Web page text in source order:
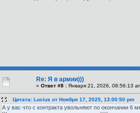
Re: Я в армии)))
« Ответ #8 : Января 21, 2026, 08:56:13
Цитата: Lucius от Ноября 17, 2025, 13:00:50 pm
А у вас что с контракта увольняют по окончании 6